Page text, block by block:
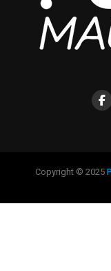
Copyright © 2025